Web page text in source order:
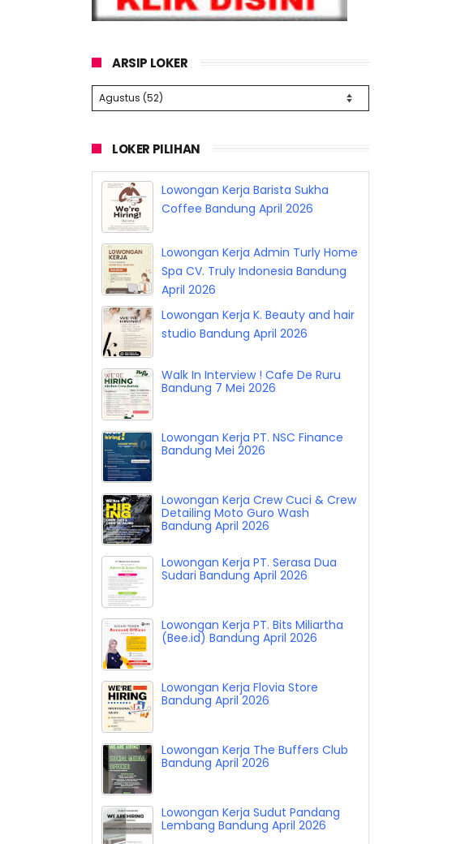
ARSIP LOKER
LOKER PILIHAN
Lowongan Kerja Barista Sukha
Coffee Bandung April 2026
Lowongan Kerja Admin Turly Home
Spa CV. Truly Indonesia Bandung
April 2026
Lowongan Kerja K. Beauty and hair
studio Bandung April 2026
Walk In Interview ! Cafe De Ruru
Bandung 7 Mei 2026
Lowongan Kerja PT. NSC Finance
Bandung Mei 2026
Lowongan Kerja Crew Cuci & Crew
Detailing Moto Guro Wash
Bandung April 2026
Lowongan Kerja PT. Serasa Dua
Sudari Bandung April 2026
Lowongan Kerja PT. Bits Miliartha
(Bee.id) Bandung April 2026
Lowongan Kerja Flovia Store
Bandung April 2026
Lowongan Kerja The Buffers Club
Bandung April 2026
Lowongan Kerja Sudut Pandang
Lembang Bandung April 2026